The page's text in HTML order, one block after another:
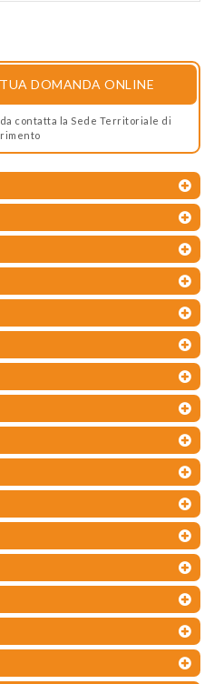
DOMANDA ONLINE
contatta la Sede Territoriale di